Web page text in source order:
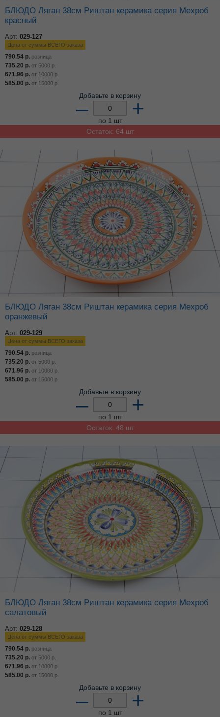
БЛЮДО Ляган 38см Риштан керамика серия Мехроб
красный
Арт: 029-127
Цена от суммы ВСЕГО заказа
790.54 р. розница
735.20 р. от 5000 р.
671.96 р. от 10000 р.
585.00 р. от 15000 р.
Добавьте в корзину
– +
по 1 шт
Остаток: 64 шт
БЛЮДО Ляган 38см Риштан керамика серия Мехроб
оранжевый
Арт: 029-129
Цена от суммы ВСЕГО заказа
790.54 р. розница
735.20 р. от 5000 р.
671.96 р. от 10000 р.
585.00 р. от 15000 р.
Добавьте в корзину
– +
по 1 шт
Остаток: 48 шт
БЛЮДО Ляган 38см Риштан керамика серия Мехроб
салатовый
Арт: 029-128
Цена от суммы ВСЕГО заказа
790.54 р. розница
735.20 р. от 5000 р.
671.96 р. от 10000 р.
585.00 р. от 15000 р.
Добавьте в корзину
– +
по 1 шт